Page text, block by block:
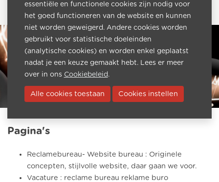
Pagina's
Reclamebureau- Website bureau : Originele
concepten, stijlvolle website, daar gaan we voor.
Vacature : reclame bureau reklame buro
essentiële en functionele cookies zijn nodig voor
het goed functioneren van de website en kunnen
niet worden geweigerd. Andere cookies worden
gebruikt voor statistische doeleinden
(analytische cookies) en worden enkel geplaatst
nadat je een keuze gemaakt hebt. Lees er meer
over in ons Cookiebeleid .
Alle cookies toestaan Cookies instellen